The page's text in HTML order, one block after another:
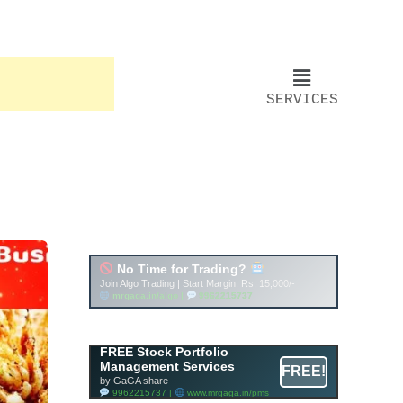
SERVICES
Account ↔ Premium
WhatsApp 4 FREE!
Join FREE Telegram Channel now
telegram.me/gagshare1
FREE Stock Portfolio
Management Services
by GaGA share
9962215737 | www.mrgaga.in/pms
FREE!
Free Mutual Fund Portfolio
Management Services
Facility By GAGA Mutual Fund
9962215737 | www.mrgaga.in/mf